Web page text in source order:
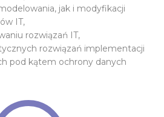
jak i modyfikacji
IT,
rozwiązań IT,
rozwiązań implementacji
pod kątem ochrony danych